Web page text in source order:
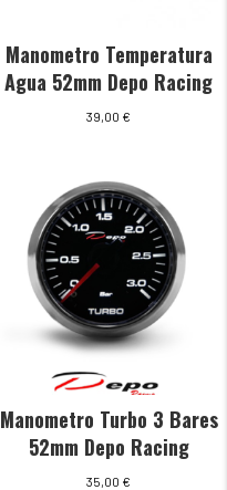
Manometro Temperatura
Agua 52mm Depo Racing
39,00 €
Manometro Turbo 3 Bares
52mm Depo Racing
35,00 €